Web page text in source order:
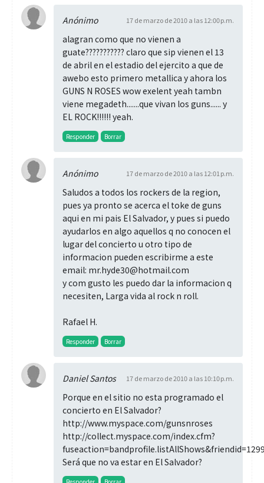
Anónimo 17 de marzo de 2010 a las 12:00 p.m.
alagran como que no vienen a
guate??????????? claro que sip vienen el 13
de abril en el estadio del ejercito a que de
awebo esto primero metallica y ahora los
GUNS N ROSES wow exelent yeah tambn
viene megadeth.......que vivan los guns...... y
EL ROCK!!!!!! yeah.
Responder Borrar
Anónimo 17 de marzo de 2010 a las 12:01 p.m.
Saludos a todos los rockers de la region,
pues ya pronto se acerca el toke de guns
aqui en mi pais El Salvador, y pues si puedo
ayudarlos en algo aquellos q no conocen el
lugar del concierto u otro tipo de
informacion pueden escribirme a este
email: mr.hyde30@hotmail.com
y com gusto les puedo dar la informacion q
necesiten, Larga vida al rock n roll.
Rafael H.
Responder Borrar
Daniel Santos 17 de marzo de 2010 a las 10:10 p.m.
Porque en el sitio no esta programado el
concierto en El Salvador?
http://www.myspace.com/gunsnroses
http://collect.myspace.com/index.cfm?
Será que no va estar en El Salvador?